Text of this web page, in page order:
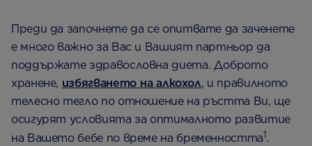
Преди да започнете да се опитвате да заченете
е много важно за Вас и Вашият партньор да
поддържате здравословна диета. Доброто
хранене, избягването на алкохол, и правилното
телесно тегло по отношение на ръстта Ви, ще
осигурят условията за оптималното развитие
на Вашето бебе по време на бременността1.